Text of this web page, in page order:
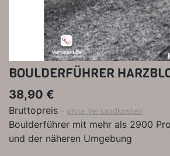
BOULDERFÜHRER
38,90 €
Bruttopreis ohne Versandkosten
Boulderführer mit mehr als 2900
und der näheren Umgebung